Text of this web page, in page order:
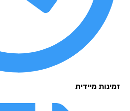
מיידית